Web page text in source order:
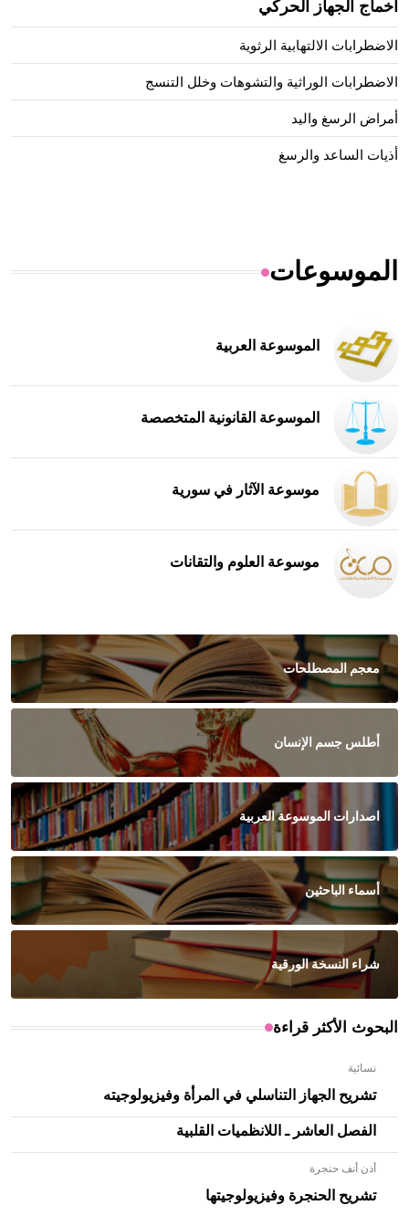
أخماج الجهاز الحركي
الاضطرابات الالتهابية الرثوية
الاضطرابات الوراثية والتشوهات وخلل التنسج
أمراض الرسغ واليد
أذيات الساعد والرسغ
الموسوعات
الموسوعة العربية
الموسوعة القانونية المتخصصة
موسوعة الآثار في سورية
موسوعة العلوم والتقانات
معجم المصطلحات
أطلس جسم الإنسان
اصدارات الموسوعة العربية
أسماء الباحثين
شراء النسخة الورقية
البحوث الأكثر قراءة
نسائية
تشريح الجهاز التناسلي في المرأة وفيزيولوجيته
الفصل العاشر ـ اللانظميات القلبية
أذن أنف حنجرة
تشريح الحنجرة وفيزيولوجيتها